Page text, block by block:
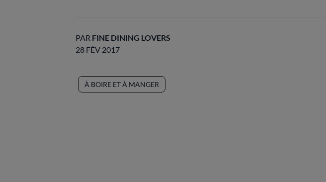
PAR FINE DINING LOVERS
28 FÉV 2017
À BOIRE ET À MANGER